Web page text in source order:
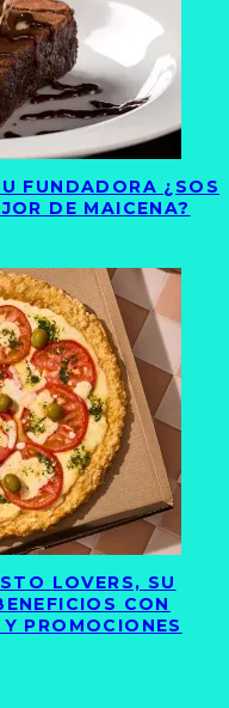
FUNDADORA ¿SOS
DE MAICENA?
LOVERS, SU
CON
PROMOCIONES